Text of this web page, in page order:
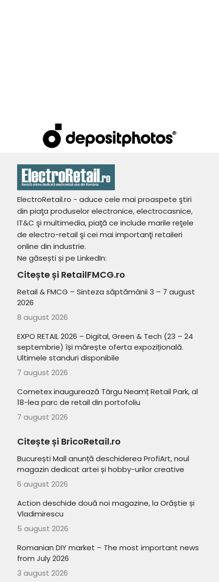
ElectroRetail.ro - aduce cele mai proaspete ştiri
din piaţa produselor electronice, electrocasnice,
IT&C şi multimedia, piaţă ce include marile reţele
de electro-retail şi cei mai importanţi retaileri
online din industrie.
Ne găsești și pe LinkedIn:
Citește și RetailFMCG.ro
Retail & FMCG – Sinteza săptămânii 3 – 7 august
2026
8 august 2026
EXPO RETAIL 2026 – Digital, Green & Tech (23 – 24
septembrie) își mărește oferta expozițională.
Ultimele standuri disponibile
7 august 2026
Cometex inaugurează Târgu Neamț Retail Park, al
18-lea parc de retail din portofoliu
7 august 2026
Citește și BricoRetail.ro
București Mall anunță deschiderea ProfiArt, noul
magazin dedicat artei și hobby-urilor creative
6 august 2026
Action deschide două noi magazine, la Orăștie și
Vladimirescu
5 august 2026
Romanian DIY market – The most important news
from July 2026
3 august 2026